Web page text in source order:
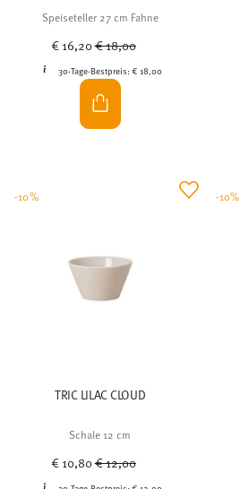
Speiseteller 27 cm Fahne
€ 16,20Price reduced from
€ 18,00
30-Tage-Bestpreis: € 18,00
TRIC LILAC CLOUD
Schale 12 cm
€ 10,80Price reduced from
€ 12,00
-10% -10%